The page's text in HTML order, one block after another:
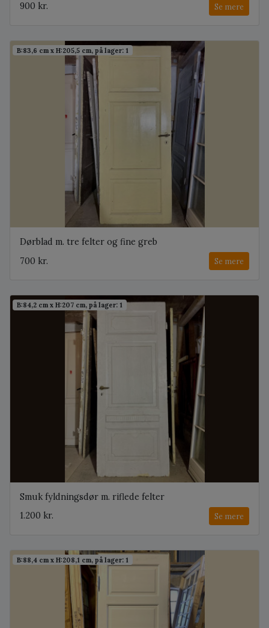
900 kr.
Se mere
B:83,6 cm x H:205,5 cm, på lager: 1
Dørblad m. tre felter og fine greb
700 kr.
Se mere
B:84,2 cm x H:207 cm, på lager: 1
Smuk fyldningsdør m. riflede felter
1.200 kr.
Se mere
B:88,4 cm x H:208,1 cm, på lager: 1